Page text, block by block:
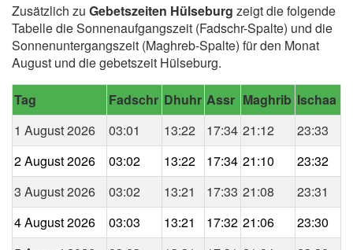
Zusätzlich zu Gebetszeiten Hülseburg zeigt die folgende
Tabelle die Sonnenaufgangszeit (Fadschr-Spalte) und die
Sonnenuntergangszeit (Maghreb-Spalte) für den Monat
August und die gebetszeit Hülseburg.
Tag Fadschr Dhuhr Assr Maghrib Ischaa
1 August 2026
03:01 13:22 17:34 21:12
23:33
2 August 2026
03:02 13:22 17:34 21:10
23:32
3 August 2026
03:02 13:21 17:33 21:08
23:31
4 August 2026
03:03 13:21 17:32 21:06
23:30